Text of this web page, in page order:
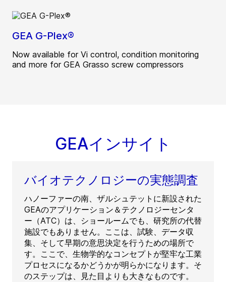
GEA G-Plex®
Now available for Vi control, condition monitoring
and more for GEA Grasso screw compressors
GEAインサイト
バイオテクノロジーの実態調査
ハノーファーの南、ザルシュテットに新設された
GEAのアプリケーション＆テクノロジーセンタ
ー（ATC）は、ショールームでも、研究所の代替
施設でもありません。ここは、試験、データ収
集、そして早期の意思決定を行うための場所で
す。ここで、生物学的なコンセプトが堅牢な工業
プロセスになるかどうかが明らかになります。そ
のステップは、見た目よりも大きなものです。